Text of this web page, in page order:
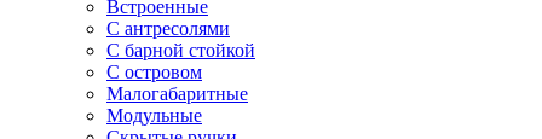
Встроенные
С антресолями
С барной стойкой
С островом
Малогабаритные
Модульные